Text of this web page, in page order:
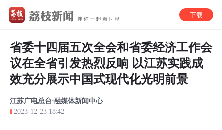
省委十四届五次全会和省委经济工作会
议在全省引发热烈反响 以江苏实践成
效充分展示中国式现代化光明前景
江苏广电总台·融媒体新闻中心
2023-12-23 18:42